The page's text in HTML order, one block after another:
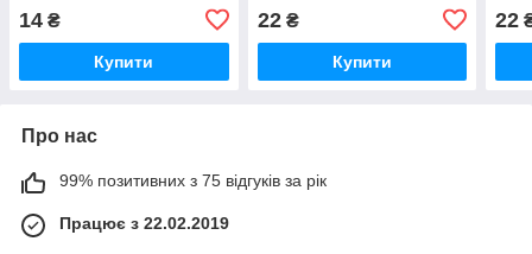
14 ₴
Купити
22₴
Купити
22
Про нас
99% позитивних з 75 відгуків за рік
Працює з 22.02.2019